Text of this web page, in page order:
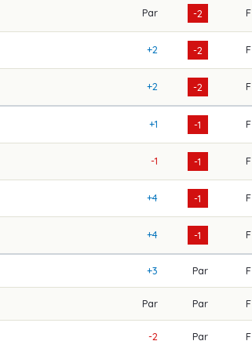
Par -2 F
+2 -2 F
+2 -2 F
+1 -1 F
-1 -1 F
+4 -1 F
+4 -1 F
+3 Par F
Par Par F
-2 Par F